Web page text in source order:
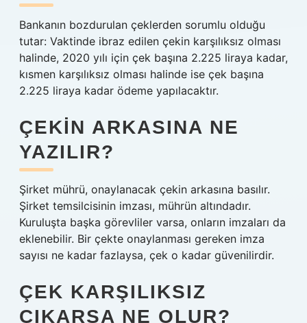
Bankanın bozdurulan çeklerden sorumlu olduğu
tutar: Vaktinde ibraz edilen çekin karşılıksız olması
halinde, 2020 yılı için çek başına 2.225 liraya kadar,
kısmen karşılıksız olması halinde ise çek başına
2.225 liraya kadar ödeme yapılacaktır.
ÇEKIN ARKASINA NE
YAZILIR?
Şirket mührü, onaylanacak çekin arkasına basılır.
Şirket temsilcisinin imzası, mührün altındadır.
Kuruluşta başka görevliler varsa, onların imzaları da
eklenebilir. Bir çekte onaylanması gereken imza
sayısı ne kadar fazlaysa, çek o kadar güvenilirdir.
ÇEK KARŞILIKSIZ
ÇIKARSA NE OLUR?